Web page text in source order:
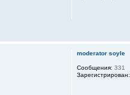
moderator soyle
Сообщения: 331
Зарегистрирован: